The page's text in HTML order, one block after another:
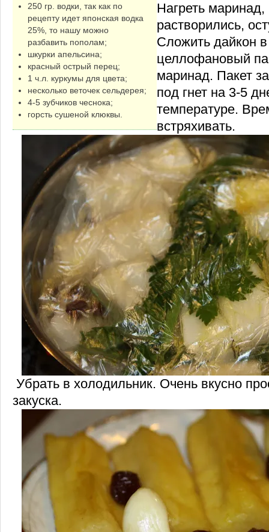
250 гр. водки, так как по
рецепту идет японская водка
25%, то нашу можно
разбавить пополам;
шкурки апельсина;
красный острый перец;
1 ч.л. куркумы для цвета;
несколько веточек сельдерея;
4-5 зубчиков чеснока;
горсть сушеной клюквы.
Нагреть
растворились,
Сложить дайкон в
целлофановый
маринад. Пакет
под гнет на 3-5
температуре.
встряхивать.
Убрать в холодильник. Очень вкусно
закуска.